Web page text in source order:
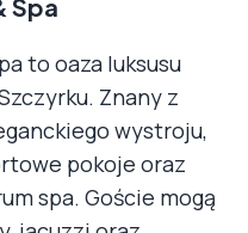
Spa
to oaza luksusu
Znany z
wystroju,
pokoje oraz
spa. Goście mogą